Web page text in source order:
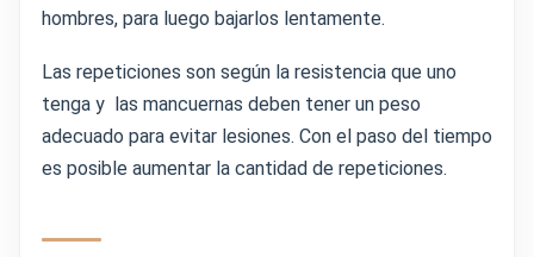
hombres, para luego bajarlos lentamente.
Las repeticiones son según la resistencia que uno
tenga y las mancuernas deben tener un peso
adecuado para evitar lesiones. Con el paso del tiempo
es posible aumentar la cantidad de repeticiones.